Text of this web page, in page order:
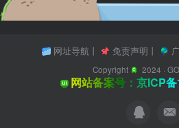
网址导航 丨 免责声明 丨
Copyright 2024 ·
网站备案号：京ICP